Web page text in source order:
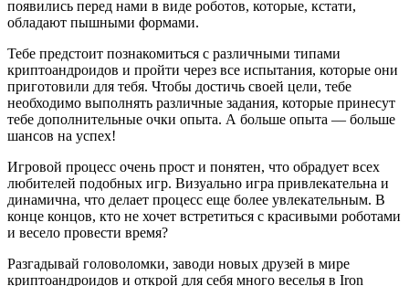
появились перед нами в виде роботов, которые, кстати,
обладают пышными формами.
Тебе предстоит познакомиться с различными типами
криптоандроидов и пройти через все испытания, которые они
приготовили для тебя. Чтобы достичь своей цели, тебе
необходимо выполнять различные задания, которые принесут
тебе дополнительные очки опыта. А больше опыта — больше
шансов на успех!
Игровой процесс очень прост и понятен, что обрадует всех
любителей подобных игр. Визуально игра привлекательна и
динамична, что делает процесс еще более увлекательным. В
конце концов, кто не хочет встретиться с красивыми роботами
и весело провести время?
Разгадывай головоломки, заводи новых друзей в мире
криптоандроидов и открой для себя много веселья в Iron